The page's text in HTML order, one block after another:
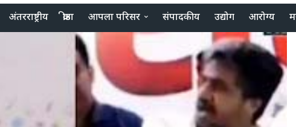
अंतरराष्ट्रीय क्रीडा आपला परिसर संपादकीय उद्योग आरोग्य